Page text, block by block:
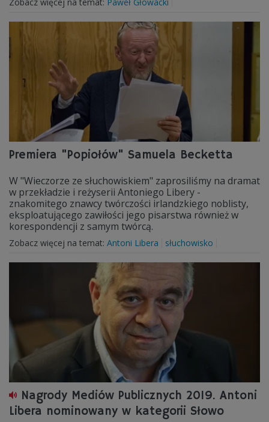
Premiera "Popiołów" Samuela Becketta
W "Wieczorze ze słuchowiskiem" zaprosiliśmy na dramat
w przekładzie i reżyserii Antoniego Libery -
znakomitego znawcy twórczości irlandzkiego noblisty,
eksploatującego zawiłości jego pisarstwa również w
korespondencji z samym twórcą.
Zobacz więcej na temat: Antoni Libera słuchowisko
Nagrody Mediów Publicznych 2019. Antoni
Libera nominowany w kategorii Słowo